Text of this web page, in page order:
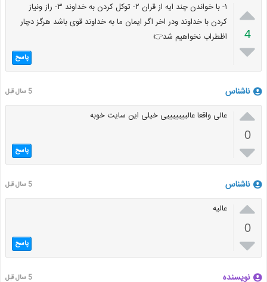

4

۱- با خواندن چند ایه از قران ۲- توکل کردن به خداوند ۳- راز ونیاز
کردن با خداوند ودر اخر اگر ایمان ما به خداوند قوی باشد هرگز دچار
اظطراب نخواهیم شد👉
پاسخ
ناشناس 5 سال قبل

0

عالی واقعا عالیییییییی خیلی این سایت خوبه
پاسخ
ناشناس 5 سال قبل

0

عالیه
پاسخ
نویسنده 5 سال قبل